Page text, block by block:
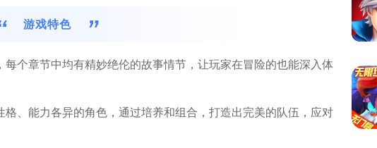
游戏特色
个章节中均有精妙绝伦的故事情节，让玩家在冒险的也能深入体
、能力各异的角色，通过培养和组合，打造出完美的队伍，应对